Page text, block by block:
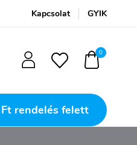
Kapcsolat GYIK
0
rendelés felett